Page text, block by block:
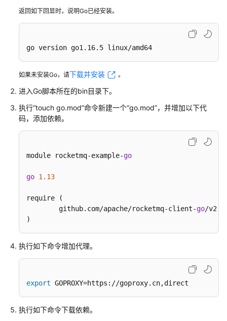
Go（TCP
协
收
发
通
息
息
务
发
送
返回如下回显时，说明Go已经安装。
go version go1.16.5 linux/amd64
如果未安装Go，请下载并安装 。
进入Go脚本所在的bin目录下。
执行“touch go.mod”命令新建一个“go.mod”，并增加以下代
码，添加依赖。
module rocketmq-example-go
go 1.13
require (
	github.com/apache/rocketmq-client-
go/v2
)
执行如下命令增加代理。
export GOPROXY=https://goproxy.cn,direct
执行如下命令下载依赖。